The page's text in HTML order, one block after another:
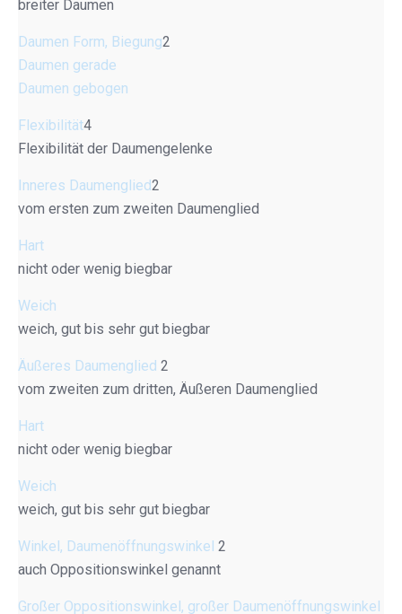
breiter Daumen
Daumen Form, Biegung2
Daumen gerade
Daumen gebogen
Flexibilität4
Flexibilität der Daumengelenke
Inneres Daumenglied2
vom ersten zum zweiten Daumenglied
Hart
nicht oder wenig biegbar
Weich
weich, gut bis sehr gut biegbar
Äußeres Daumenglied 2
vom zweiten zum dritten, Äußeren Daumenglied
Hart
nicht oder wenig biegbar
Weich
weich, gut bis sehr gut biegbar
Winkel, Daumenöffnungswinkel 2
auch Oppositionswinkel genannt
Großer Oppositionswinkel, großer Daumenöffnungswinkel